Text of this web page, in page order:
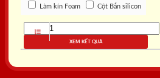
Làm kín Foam Cột Bắn silicon
XEM KẾT QUẢ